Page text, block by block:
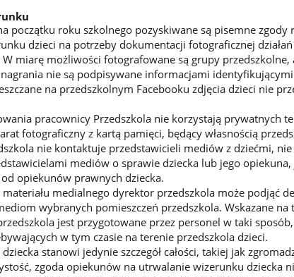
początku roku szkolnego pozyskiwane są pisemne zgody
dzieci na potrzeby dokumentacji fotograficznej
W miarę możliwości fotografowane są grupy przedszkolne,
nie są podpisywane informacjami
na przedszkolnym Facebooku zdjęcia dzieci nie
pracownicy Przedszkola nie korzystają prywatnych
fotograficzny z kartą pamięci, będący własnością
nie kontaktuje przedstawicieli mediów z dziećmi,
mediów o sprawie dziecka lub jego opiekuna,
opiekunów prawnych dziecka.
medialnego dyrektor przedszkola może podjąć
wybranych pomieszczeń przedszkola. Wskazane na
jest przygotowane przez personel w taki
w tym czasie na terenie przedszkola dzieci.
stanowi jedynie szczegół całości, takiej jak
zgoda opiekunów na utrwalanie wizerunku dziecka